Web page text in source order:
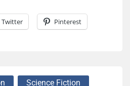
Twitter Pinterest
Science Fiction